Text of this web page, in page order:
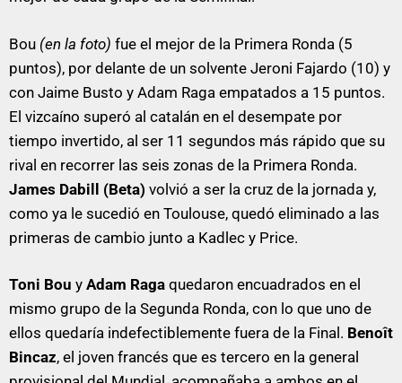
Bou (en la foto) fue el mejor de la Primera Ronda (5
puntos), por delante de un solvente Jeroni Fajardo (10) y
con Jaime Busto y Adam Raga empatados a 15 puntos.
El vizcaíno superó al catalán en el desempate por
tiempo invertido, al ser 11 segundos más rápido que su
rival en recorrer las seis zonas de la Primera Ronda.
James Dabill (Beta) volvió a ser la cruz de la jornada y,
como ya le sucedió en Toulouse, quedó eliminado a las
primeras de cambio junto a Kadlec y Price.
Toni Bou y Adam Raga quedaron encuadrados en el
mismo grupo de la Segunda Ronda, con lo que uno de
ellos quedaría indefectiblemente fuera de la Final. Benoît
Bincaz, el joven francés que es tercero en la general